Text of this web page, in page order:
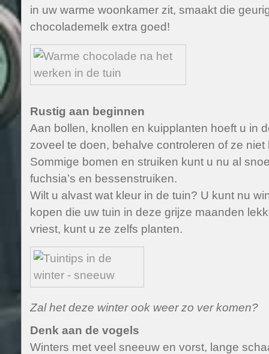
in uw warme woonkamer zit, smaakt die
chocolademelk extra goed!
Rustig aan beginnen
Aan bollen, knollen en kuipplanten hoeft u in
zoveel te doen, behalve controleren of ze
Sommige bomen en struiken kunt u nu al
fuchsia’s en bessenstruiken.
Wilt u alvast wat kleur in de tuin? U kunt nu
kopen die uw tuin in deze grijze maanden
vriest, kunt u ze zelfs planten.
Zal het deze winter ook weer zo ver komen?
Denk aan de vogels
Winters met veel sneeuw en vorst, lange